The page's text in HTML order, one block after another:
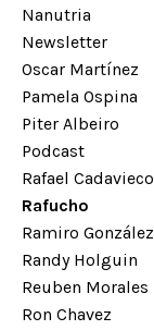
Nanutria
Newsletter
Oscar Martínez
Pamela Ospina
Piter Albeiro
Podcast
Rafael Cadavieco
Rafucho
Ramiro González
Randy Holguin
Reuben Morales
Ron Chavez